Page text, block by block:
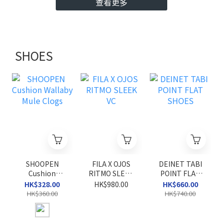
SHOES
SHOOPEN
Cushion
Wallaby Mule
Clogs
HK$328.00
HK$360.00
FILA X OJOS
RITMO SLEEK
VC
HK$980.00
DEINET TABI
POINT FLAT
SHOES
HK$660.00
HK$740.00